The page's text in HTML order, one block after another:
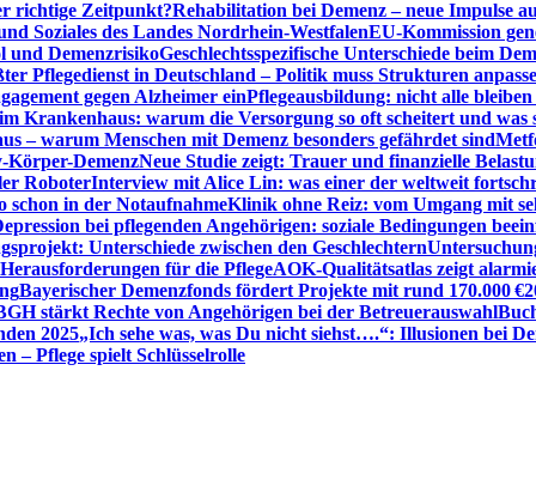
richtige Zeitpunkt?Rehabilitation bei Demenz – neue Impulse
Soziales des Landes Nordrhein-WestfalenEU-Kommission
und DemenzrisikoGeschlechtsspezifische Unterschiede beim
Pflegedienst in Deutschland – Politik muss Strukturen
gegen Alzheimer einPflegeausbildung: nicht alle bleiben
Krankenhaus: warum die Versorgung so oft scheitert und was
– warum Menschen mit Demenz besonders gefährdet sind
Körper-DemenzNeue Studie zeigt: Trauer und finanzielle
RoboterInterview mit Alice Lin: was einer der weltweit
schon in der NotaufnahmeKlinik ohne Reiz: vom Umgang mit
bei pflegenden Angehörigen: soziale Bedingungen
Unterschiede zwischen den Geschlechtern
für die PflegeAOK-Qualitätsatlas zeigt
Bayerischer Demenzfonds fördert Projekte mit rund 170.000 €
stärkt Rechte von Angehörigen bei der Betreuerauswahl
2025„Ich sehe was, was Du nicht siehst….“: Illusionen bei
– Pflege spielt Schlüsselrolle